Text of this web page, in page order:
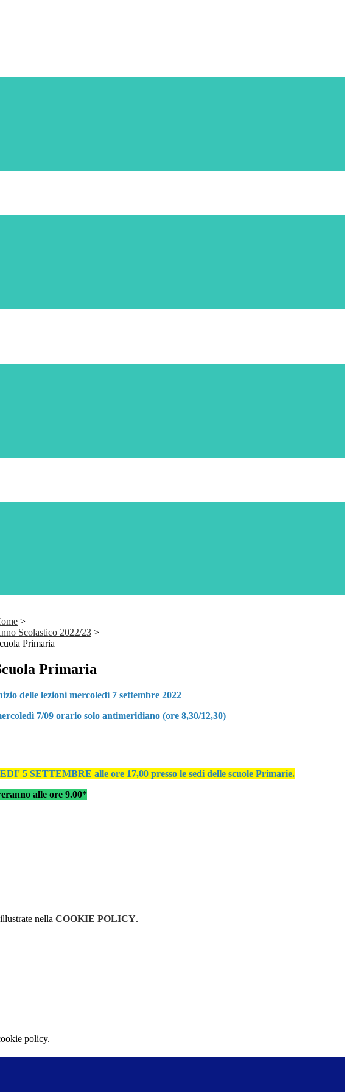
>
Scolastico 2022/23 >
Primaria
Primaria
delle lezioni mercoledì 7 settembre 2022
7/09 orario solo antimeridiano (ore 8,30/12,30)
5 SETTEMBRE alle ore 17,00 presso le sedi delle scuole Primarie.
alle ore 9.00*
nella COOKIE POLICY.
policy.